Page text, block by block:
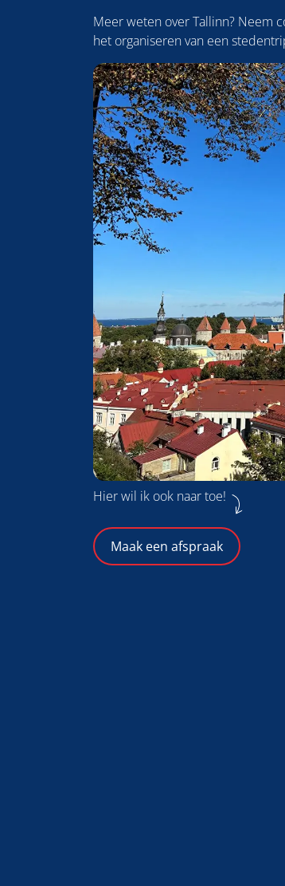
Meer weten over Tallinn? Neem
het organiseren van een
Hier wil ik ook naar toe!
Maak een afspraak